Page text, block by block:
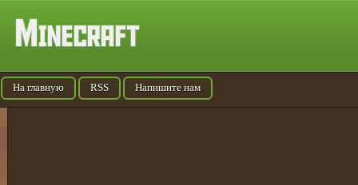
На главную RSS Напишите нам